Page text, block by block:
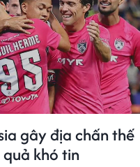
gây địa chấn thế
khó tin